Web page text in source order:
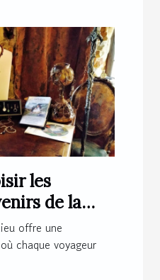
les
de la
?offre une
chaque voyageur